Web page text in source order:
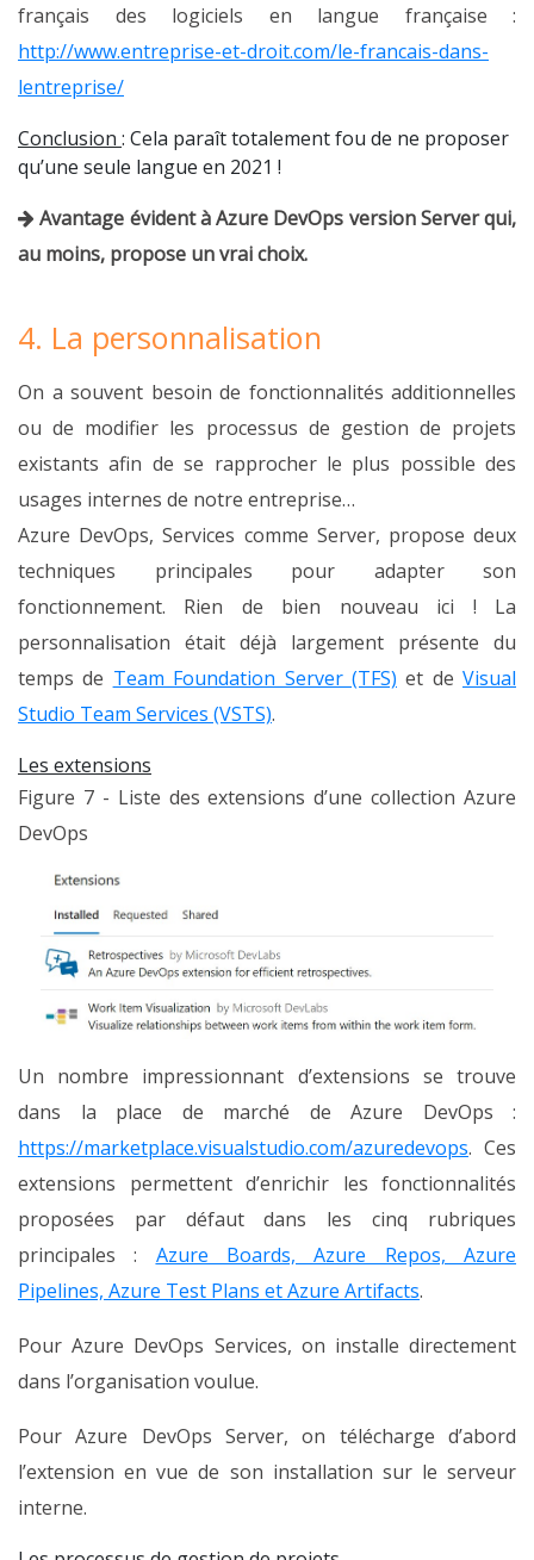
français des logiciels en langue française :
http://www.entreprise-et-droit.com/le-francais-dans-
lentreprise/
Conclusion : Cela paraît totalement fou de ne proposer
qu’une seule langue en 2021 !
Avantage évident à Azure DevOps version Server qui,
au moins, propose un vrai choix.
4. La personnalisation
On a souvent besoin de fonctionnalités additionnelles
ou de modifier les processus de gestion de projets
existants afin de se rapprocher le plus possible des
usages internes de notre entreprise…
Azure DevOps, Services comme Server, propose deux
techniques principales pour adapter son
fonctionnement. Rien de bien nouveau ici ! La
personnalisation était déjà largement présente du
temps de Team Foundation Server (TFS) et de Visual
Studio Team Services (VSTS).
Les extensions
Figure 7 - Liste des extensions d’une collection Azure
DevOps
Un nombre impressionnant d’extensions se trouve
dans la place de marché de Azure DevOps :
https://marketplace.visualstudio.com/azuredevops. Ces
extensions permettent d’enrichir les fonctionnalités
proposées par défaut dans les cinq rubriques
principales : Azure Boards, Azure Repos, Azure
Pipelines, Azure Test Plans et Azure Artifacts.
Pour Azure DevOps Services, on installe directement
dans l’organisation voulue.
Pour Azure DevOps Server, on télécharge d’abord
l’extension en vue de son installation sur le serveur
interne.